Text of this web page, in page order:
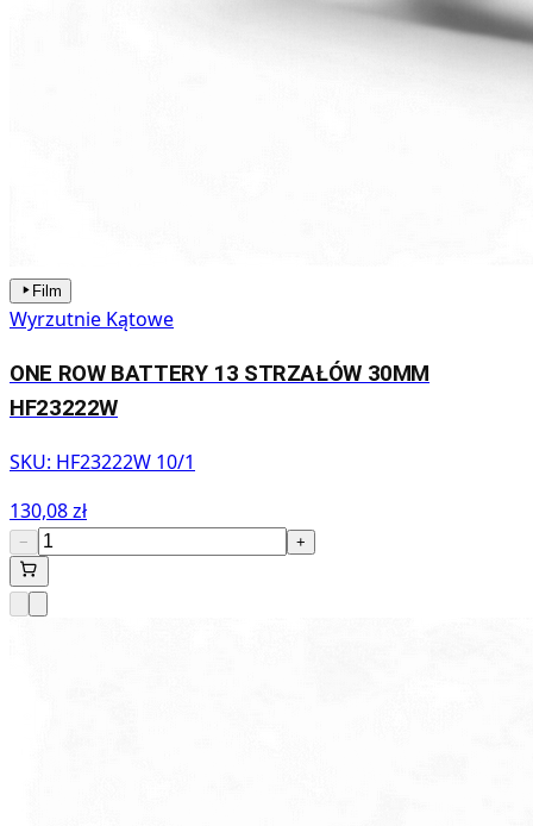
Film
Wyrzutnie Kątowe
ONE ROW BATTERY 13 STRZAŁÓW 30MM
HF23222W
SKU: HF23222W 10/1
130,08 zł
− +